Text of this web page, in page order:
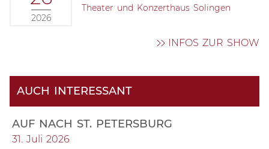
2026
Theater und Konzerthaus Solingen
INFOS ZUR SHOW
AUCH INTERESSANT
AUF NACH ST. PETERSBURG
31. Juli 2026